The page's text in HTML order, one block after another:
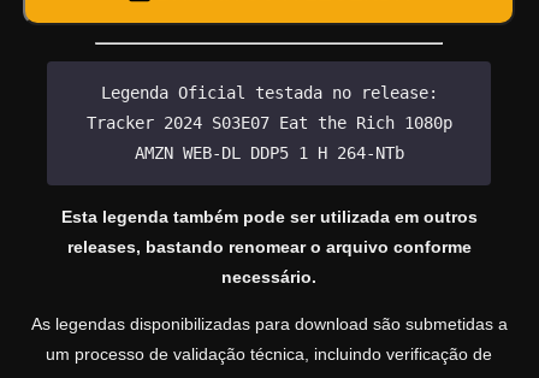
Legenda Oficial testada no release:
Tracker 2024 S03E07 Eat the Rich 1080p
AMZN WEB-DL DDP5 1 H 264-NTb
Esta legenda também pode ser utilizada em outros
releases, bastando renomear o arquivo conforme
necessário.
As legendas disponibilizadas para download são submetidas a
um processo de validação técnica, incluindo verificação de